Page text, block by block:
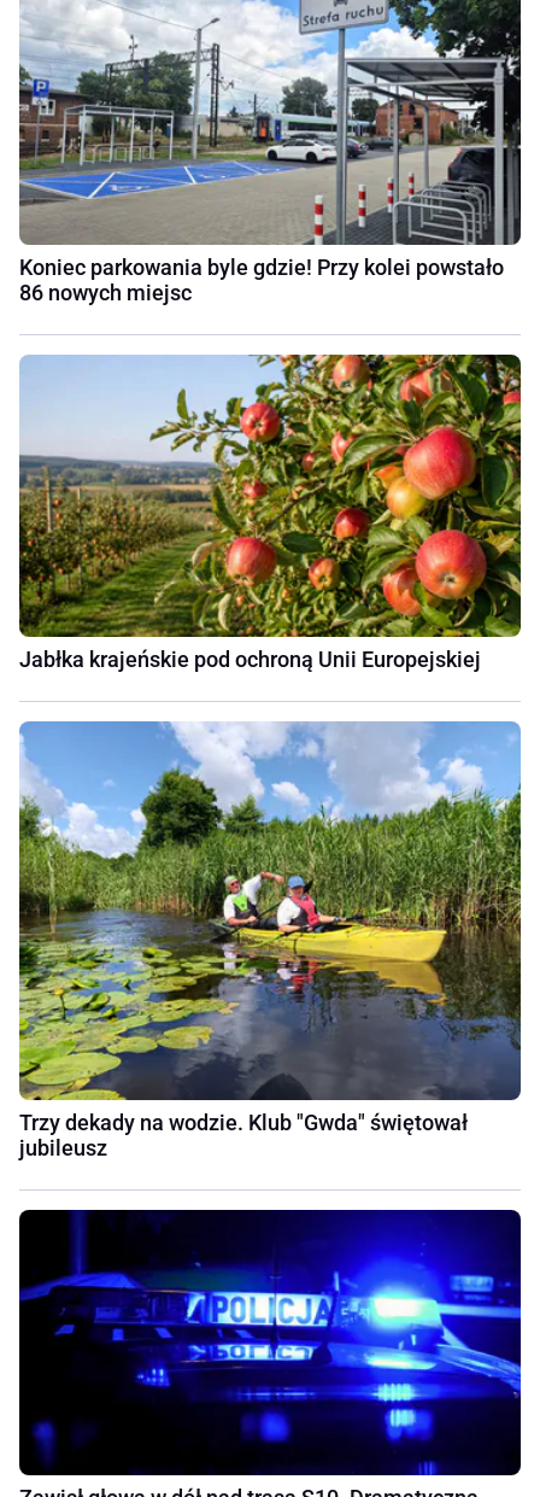
Koniec parkowania byle gdzie! Przy kolei powstało
86 nowych miejsc
Jabłka krajeńskie pod ochroną Unii Europejskiej
Trzy dekady na wodzie. Klub "Gwda" świętował
jubileusz